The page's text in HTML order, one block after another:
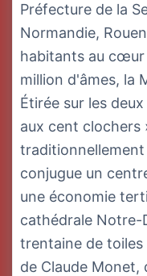
Préfecture de la
Normandie,
habitants au cœur
million d'âmes, la
Étirée sur les
aux cent
conjugue un
une économie
cathédrale Notre-
trentaine de toiles
de Claude Monet,